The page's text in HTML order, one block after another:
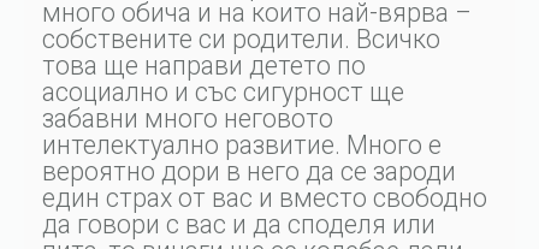
много обича и на които най-вярва –
собствените си родители. Всичко
това ще направи детето по
асоциално и със сигурност ще
забавни много неговото
интелектуално развитие. Много е
вероятно дори в него да се зароди
един страх от вас и вместо свободно
да говори с вас и да споделя или